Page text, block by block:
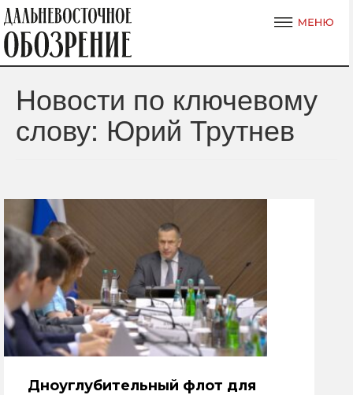
Новости по ключевому
слову: Юрий Трутнев
Дноуглубительный флот для